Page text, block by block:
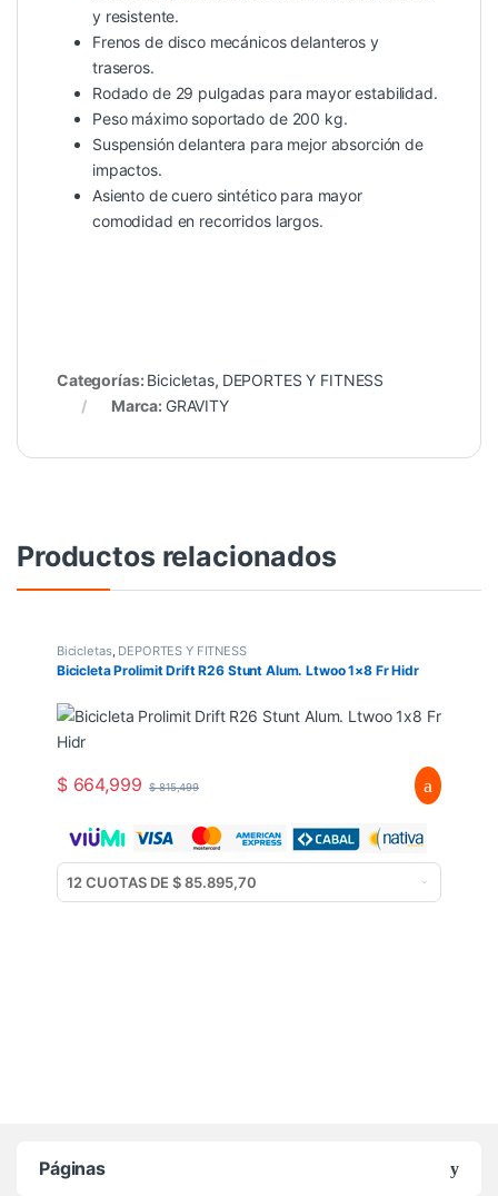
y resistente.
Frenos de disco mecánicos delanteros y
traseros.
Rodado de 29 pulgadas para mayor estabilidad.
Peso máximo soportado de 200 kg.
Suspensión delantera para mejor absorción de
impactos.
Asiento de cuero sintético para mayor
comodidad en recorridos largos.
Categorías: Bicicletas, DEPORTES Y FITNESS
Marca: GRAVITY
Productos relacionados
Bicicletas, DEPORTES Y FITNESS
Bicicleta Prolimit Drift R26 Stunt Alum. Ltwoo 1×8 Fr Hidr
$664,999 $815,499
Páginas